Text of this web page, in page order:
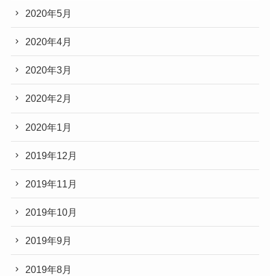
2020年5月
2020年4月
2020年3月
2020年2月
2020年1月
2019年12月
2019年11月
2019年10月
2019年9月
2019年8月